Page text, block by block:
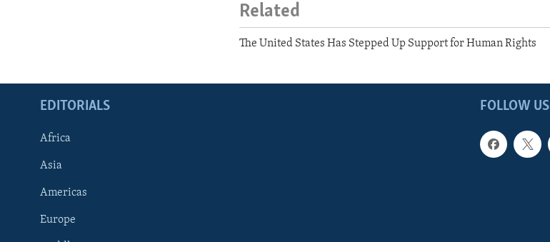
Related
The United States Has Stepped Up Support for Human Rights
FOLLOW US
EDITORIALS
Africa
Asia
Americas
Europe